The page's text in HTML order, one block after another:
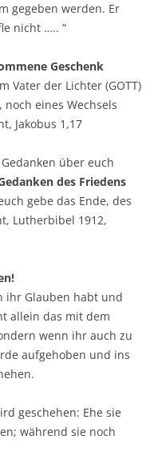
gegeben werden. Er
nicht ….. “
Geschenk
Vater der Lichter (GOTT)
eines Wechsels
Jakobus 1,17
über euch
des Friedens
gebe das Ende, des
Lutherbibel 1912,
ihr Glauben habt und
allein das mit dem
wenn ihr auch zu
aufgehoben und ins
geschehen: Ehe sie
während sie noch